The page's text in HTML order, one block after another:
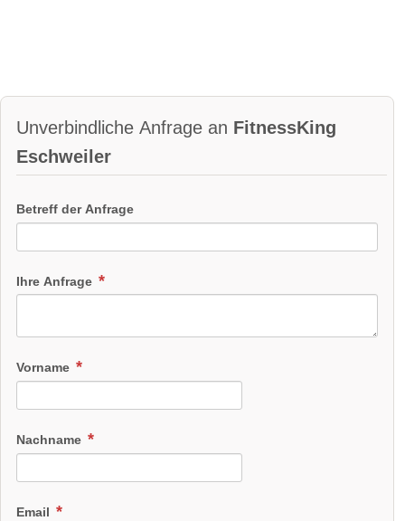
Unverbindliche Anfrage an FitnessKing
Eschweiler
Betreff der Anfrage
Ihre Anfrage
Vorname
Nachname
Email